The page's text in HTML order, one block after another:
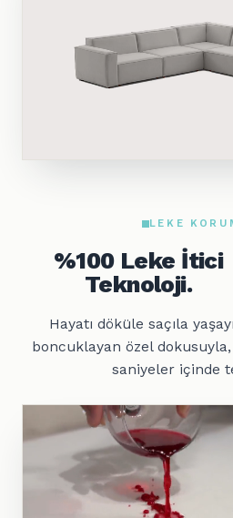
LEKE
%100 Leke İtici
Teknoloji.
Hayatı döküle saçıla
boncuklayan özel
saniyeler içinde